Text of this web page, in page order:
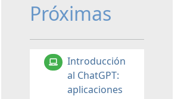
Próximas
Introducción
al ChatGPT:
aplicaciones